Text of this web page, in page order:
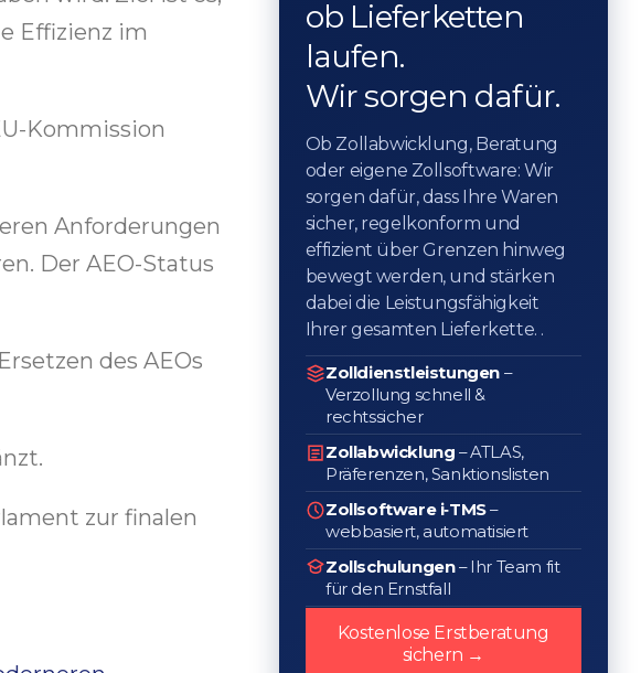
Effizienz im
Kommission
Anforderungen
Der AEO-Status
des AEOs
zur finalen
ob Lieferketten
laufen.
Wir sorgen dafür.
Ob Zollabwicklung, Beratung
oder eigene Zollsoftware: Wir
sorgen dafür, dass Ihre Waren
sicher, regelkonform und
effizient über Grenzen hinweg
bewegt werden, und stärken
dabei die Leistungsfähigkeit
Ihrer gesamten Lieferkette. .
Zolldienstleistungen –
Verzollung schnell &
rechtssicher
Zollabwicklung – ATLAS,
Präferenzen, Sanktionslisten
Zollsoftware i‑TMS–
webbasiert, automatisiert
Zollschulungen– Ihr Team fit
für den Ernstfall
Kostenlose Erstberatung
sichern →